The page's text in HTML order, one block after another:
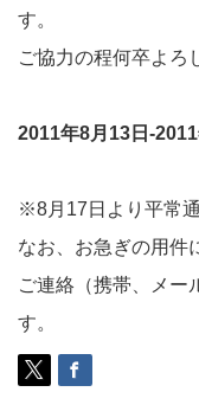
す。
ご協力の程何卒よろ
2011年8月13日-
※8月17日より平常
なお、お急ぎの用件
ご連絡（携帯、メー
す。